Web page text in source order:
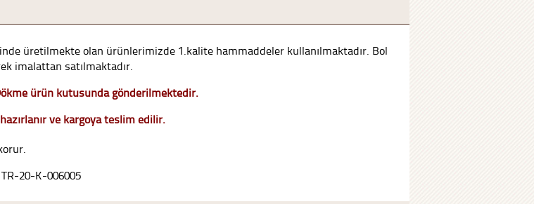
üretilmekte olan ürünlerimizde 1.kalite hammaddeler kullanılmaktadır. Bol
imalattan satılmaktadır.
ürün kutusunda gönderilmektedir.
ve kargoya teslim edilir.
TR-20-K-006005